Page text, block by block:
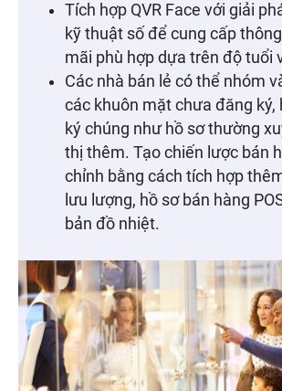
Tích hợp QVR Face với giải
kỹ thuật số để cung cấp
mãi phù hợp dựa trên độ tuổi
Các nhà bán lẻ có thể nhóm
các khuôn mặt chưa đăng ký,
ký chúng như hồ sơ thường
thị thêm. Tạo chiến lược bán
chỉnh bằng cách tích hợp
lưu lượng, hồ sơ bán hàng
bản đồ nhiệt.